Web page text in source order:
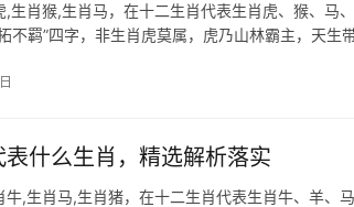
生肖猴,生肖马，在十二生肖代表生肖虎、猴、马
不羁”四字，非生肖虎莫属，虎乃山林霸主，天
什么生肖，精选解析落实
牛,生肖马,生肖猪，在十二生肖代表生肖牛、羊、